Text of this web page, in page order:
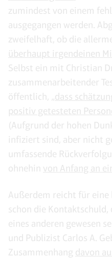
zumindest von einem
ausgegangen werden.
zweifelhaft, ob die
überhaupt irgendeinen
Selbst ein mit Christian
zusammenarbeitender
öffentlich, „dass
positiv getesteten
(Aufgrund der hohen
infiziert sind, aber nicht
umfassende
ohnehin von Anfang an
Außerdem reicht für eine
schon die Kontaktschuld,
eines anderen gewesen
und Publizist Carlos A.
Zusammenhang davon